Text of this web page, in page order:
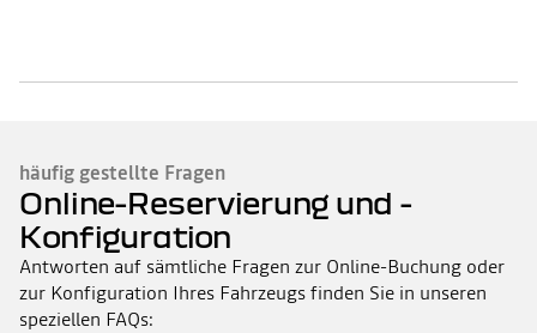
häufig gestellte Fragen
Online-Reservierung und -
Konfiguration
Antworten auf sämtliche Fragen zur Online-Buchung oder
zur Konfiguration Ihres Fahrzeugs finden Sie in unseren
speziellen FAQs: